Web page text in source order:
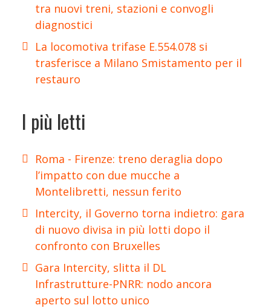
tra nuovi treni, stazioni e convogli
diagnostici
La locomotiva trifase E.554.078 si
trasferisce a Milano Smistamento per il
restauro
I più letti
Roma - Firenze: treno deraglia dopo
l’impatto con due mucche a
Montelibretti, nessun ferito
Intercity, il Governo torna indietro: gara
di nuovo divisa in più lotti dopo il
confronto con Bruxelles
Gara Intercity, slitta il DL
Infrastrutture-PNRR: nodo ancora
aperto sul lotto unico